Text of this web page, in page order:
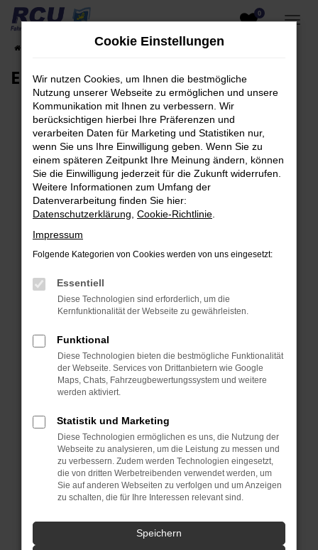
Zum
Hauptinhalt
springen
0
EU-Fahrzeuge am Lager Fahrzeugsuche
EU-Neuwagen für Händler
Fehler: Network Error
Beim Laden ist ein Fehler aufgetreten.
Hier sind ein paar Tipps, die dir helfen können:
Überprüfe deine Firewall und deine
Laden andere Webseiten, zum Beispiel deine
Suchmaschine?
Prüfe deine Browsererweiterungen.
Manche Erweiterungen, wie Werbeblocker,
können das Laden bestimmter Seiten
anderen Browser oder in einem privaten
Fenster?
Starte dein Gerät neu.
Das kann manchmal helfen, vorübergehende
Stelle sicher, dass dein Browser und dein
Betriebssystem auf dem neuesten Stand
sind.
Veraltete Software birgt nicht nur ein
Sicherheitsrisiko, sondern kann auch dazu
unterstützt werden.
Cookie Einstellungen
Wir nutzen Cookies, um Ihnen die bestmögliche
Nutzung unserer Webseite zu ermöglichen und unsere
Kommunikation mit Ihnen zu verbessern. Wir
berücksichtigen hierbei Ihre Präferenzen und
verarbeiten Daten für Marketing und Statistiken nur,
wenn Sie uns Ihre Einwilligung geben. Wenn Sie zu
einem späteren Zeitpunkt Ihre Meinung ändern, können
Sie die Einwilligung jederzeit für die Zukunft widerrufen.
Weitere Informationen zum Umfang der
Datenverarbeitung finden Sie hier:
Datenschutzerklärung Cookie-Richtlinie
Impressum
Folgende Kategorien von Cookies werden von uns eingesetzt:
Essentiell
Diese Technologien sind erforderlich, um die
Kernfunktionalität der Webseite zu gewährleisten.
Funktional
Diese Technologien bieten die bestmögliche Funktionalität
der Webseite. Services von Drittanbietern wie Google
Maps, Chats, Fahrzeugbewertungssystem und weitere
werden aktiviert.
Statistik und Marketing
Diese Technologien ermöglichen es uns, die Nutzung der
Webseite zu analysieren, um die Leistung zu messen und
zu verbessern. Zudem werden Technologien eingesetzt,
die von dritten Werbetreibenden verwendet werden, um
Sie auf anderen Webseiten zu verfolgen und um Anzeigen
zu schalten, die für Ihre Interessen relevant sind.
Speichern